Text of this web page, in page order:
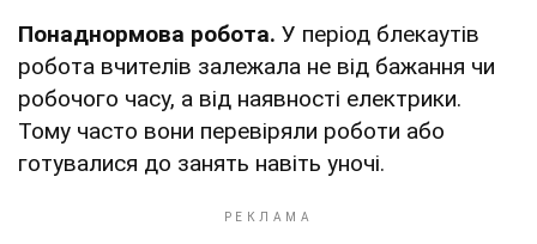
Понаднормова робота. У період блекаутів
робота вчителів залежала не від бажання чи
робочого часу, а від наявності електрики.
Тому часто вони перевіряли роботи або
готувалися до занять навіть уночі.